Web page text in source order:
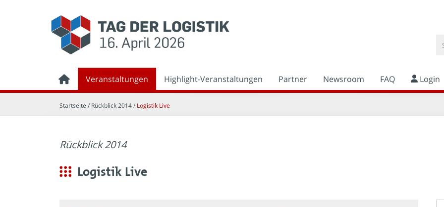
Veranstaltungen Highlight-Veranstaltungen Partner Newsroom FAQ Login
Startseite / Rückblick 2014 / Logistik Live
Rückblick 2014
Logistik Live